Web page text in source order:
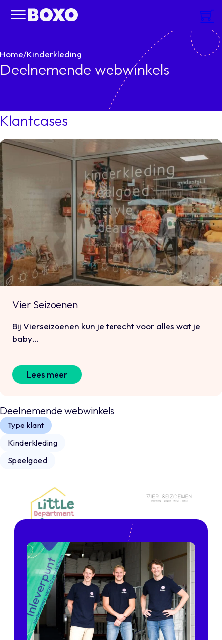
Home/Kinderkleding
Deelnemende webwinkels
Klantcases
Vier Seizoenen
Bij Vierseizoenen kun je terecht voor alles wat je
baby…
Lees meer
Deelnemende webwinkels
Type klant
Kinderkleding
Speelgoed